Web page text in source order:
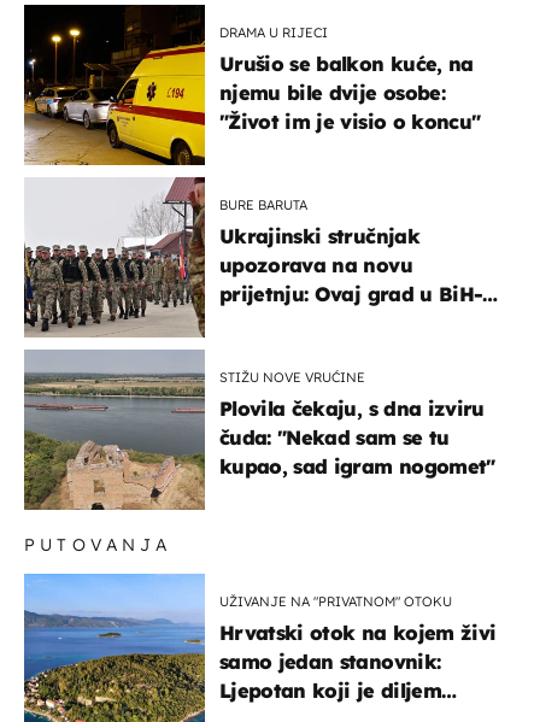
DRAMA U RIJECI
Urušio se balkon kuće, na
njemu bile dvije osobe:
"Život im je visio o koncu"
BURE BARUTA
Ukrajinski stručnjak
upozorava na novu
prijetnju: Ovaj grad u BiH-u
STIŽU NOVE VRUĆINE
Plovila čekaju, s dna izviru
čuda: "Nekad sam se tu
kupao, sad igram nogomet"
PUTOVANJA
UŽIVANJE NA "PRIVATNOM" OTOKU
Hrvatski otok na kojem živi
samo jedan stanovnik:
Ljepotan koji je diljem